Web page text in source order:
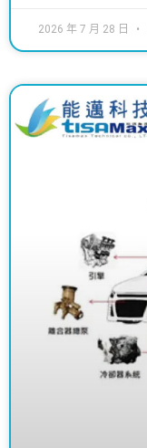
2026 年 7 月 28 日